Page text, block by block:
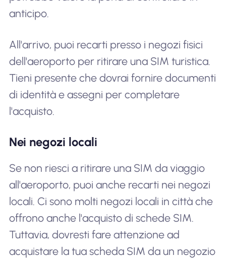
anticipo.
All'arrivo, puoi recarti presso i negozi fisici
dell'aeroporto per ritirare una SIM turistica.
Tieni presente che dovrai fornire documenti
di identità e assegni per completare
l'acquisto.
Nei negozi locali
Se non riesci a ritirare una SIM da viaggio
all'aeroporto, puoi anche recarti nei negozi
locali. Ci sono molti negozi locali in città che
offrono anche l'acquisto di schede SIM.
Tuttavia, dovresti fare attenzione ad
acquistare la tua scheda SIM da un negozio